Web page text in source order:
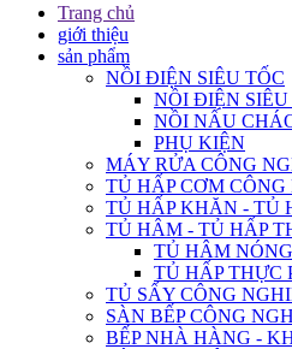
Trang chủ
giới thiệu
sản phẩm
NỒI ĐIỆN SIÊU TỐC
NỒI ĐIỆN SIÊU
NỒI NẤU
PHỤ KIỆN
MÁY RỬA CÔNG
TỦ HẤP CƠM CÔNG
TỦ HẤP KHĂN - TỦ
TỦ HÂM - TỦ HẤP
TỦ HÂM
TỦ HẤP THỰC
TỦ SẤY CÔNG
SÀN BẾP CÔNG
BẾP NHÀ HÀNG -